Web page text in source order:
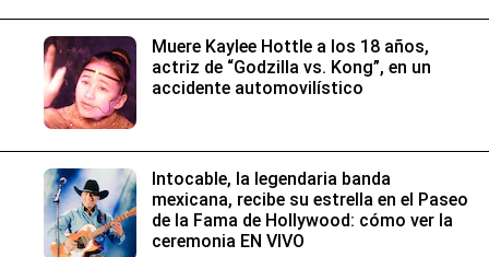
Muere Kaylee Hottle a los 18 años,
actriz de “Godzilla vs. Kong”, en un
accidente automovilístico
Intocable, la legendaria banda
mexicana, recibe su estrella en el Paseo
de la Fama de Hollywood: cómo ver la
ceremonia EN VIVO